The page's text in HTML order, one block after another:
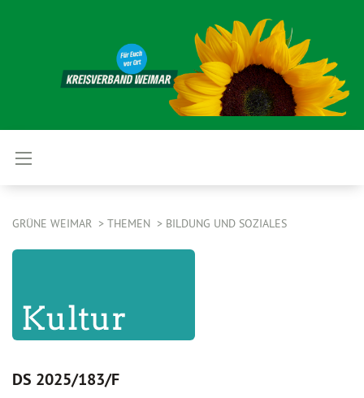
GRÜNE WEIMAR THEMEN BILDUNG UND SOZIALES
DS 2025/183/F